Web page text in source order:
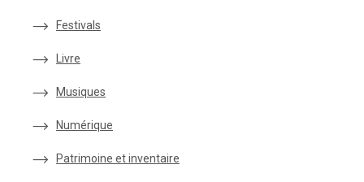
Festivals
Livre
Musiques
Numérique
Patrimoine et inventaire